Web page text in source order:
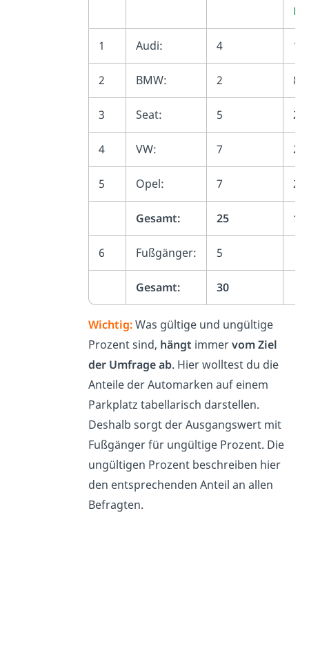
1 Audi: 4
2 BMW: 2 8%
3 Seat: 5
4 VW: 7
5 Opel: 7
Gesamt: 25
6 Fußgänger: 5
Gesamt: 30
Wichtig:Was gültige und ungültige
Prozent sind, hängt immervom Ziel
der Umfrage ab. Hier wolltest du die
Anteile der Automarken auf einem
Parkplatz tabellarisch darstellen.
Deshalb sorgt der Ausgangswert mit
Fußgänger für ungültige Prozent. Die
ungültigen Prozent beschreiben hier
den entsprechenden Anteil an allen
Befragten.